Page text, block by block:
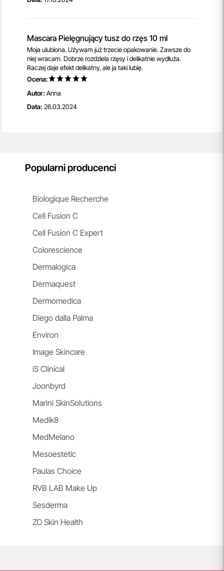
Mascara Pielęgnujący tusz do rzęs 10 ml
Moja ulubiona. Używam już trzecie opakowanie. Zawsze do
niej wracam. Dobrze rozdziela rzęsy i delikatnie wydłuża.
Raczej daje efekt delikatny, ale ja taki lubię.
Ocena:
Autor: Anna
Data: 26.03.2024
Popularni producenci
Biologique Recherche
Cell Fusion C
Cell Fusion C Expert
Colorescience
Dermalogica
Dermaquest
Dermomedica
Diego dalla Palma
Environ
Image Skincare
iS Clinical
Joonbyrd
Marini SkinSolutions
Medik8
MedMelano
Mesoestetic
Paulas Choice
RVB LAB Make Up
Sesderma
ZO Skin Health